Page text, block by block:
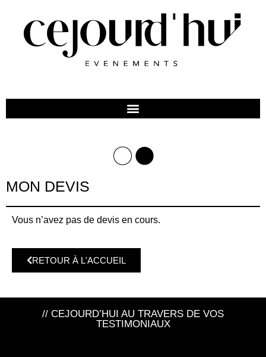
MON DEVIS
Vous n’avez pas de devis en cours.
RETOUR À L'ACCUEIL
// CEJOURD’HUI AU TRAVERS DE VOS
TESTIMONIAUX